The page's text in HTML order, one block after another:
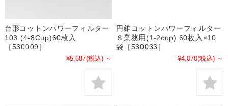
台形コットンパワーフィルター
103 (4-8Cup)60枚入
［530009］
¥5,687(税込) ～
円錐コットンパワーフィルター
Ｓ業務用(1-2cup) 60枚入×10
袋［530033］
¥4,070(税込) ～